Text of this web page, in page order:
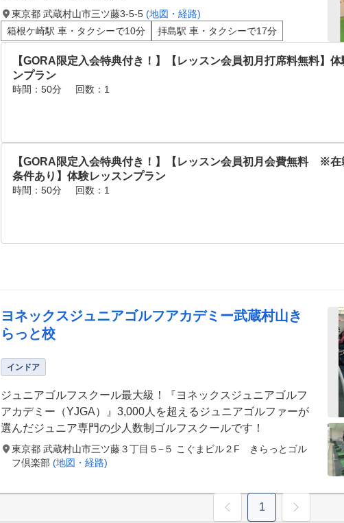
東京都 武蔵村山市三ツ藤3-5-5 (地図・経路)
箱根ケ崎駅 車・タクシーで10分
拝島駅 車・タクシーで17分
【GORA限定入会特典付き！】【レッスン会員初月打席料無料】体
ンプラン
時間：50分 回数：1
【GORA限定入会特典付き！】【レッスン会員初月会費無料 ※在
条件あり】体験レッスンプラン
時間：50分 回数：1
ヨネックスジュニアゴルフアカデミー武蔵村山き
らっと校
インドア
ジュニアゴルフスクール最大級！『ヨネックスジュニアゴルフ
アカデミー（YJGA）』3,000人を超えるジュニアゴルファーが
選んだジュニア専門の少人数制ゴルフスクールです！
東京都 武蔵村山市三ツ藤３丁目５−５ こぐまビル２F きらっとゴル
フ倶楽部 (地図・経路)
1